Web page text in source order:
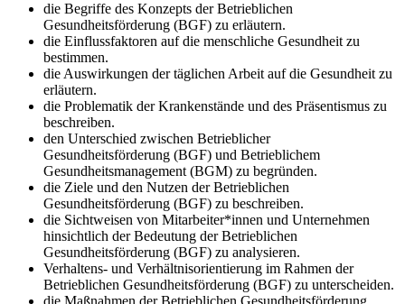
die Begriffe des Konzepts der Betrieblichen
Gesundheitsförderung (BGF) zu erläutern.
die Einflussfaktoren auf die menschliche Gesundheit zu
bestimmen.
die Auswirkungen der täglichen Arbeit auf die Gesundheit zu
erläutern.
die Problematik der Krankenstände und des Präsentismus zu
beschreiben.
den Unterschied zwischen Betrieblicher
Gesundheitsförderung (BGF) und Betrieblichem
Gesundheitsmanagement (BGM) zu begründen.
die Ziele und den Nutzen der Betrieblichen
Gesundheitsförderung (BGF) zu beschreiben.
die Sichtweisen von Mitarbeiter*innen und Unternehmen
hinsichtlich der Bedeutung der Betrieblichen
Gesundheitsförderung (BGF) zu analysieren.
Verhaltens- und Verhältnisorientierung im Rahmen der
Betrieblichen Gesundheitsförderung (BGF) zu unterscheiden.